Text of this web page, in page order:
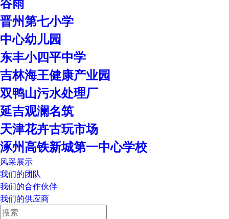
晋州第七小学
中心幼儿园
东丰小四平中学
吉林海王健康产业园
双鸭山污水处理厂
延吉观澜名筑
天津花卉古玩市场
涿州高铁新城第一中心学校
风采展示
我们的团队
我们的合作伙伴
我们的供应商